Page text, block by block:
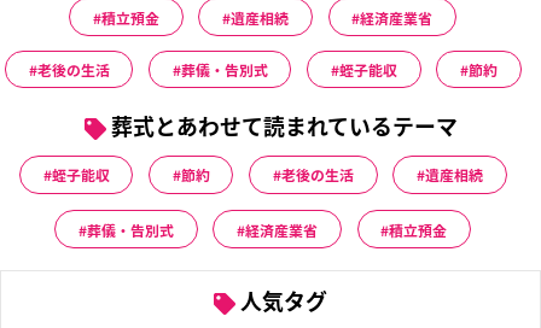
積立預金 遺産相続 経済産業省
老後の生活 葬儀・告別式 蛭子能収 節約
葬式とあわせて読まれているテーマ
蛭子能収 節約 老後の生活 遺産相続
葬儀・告別式 経済産業省 積立預金
人気タグ